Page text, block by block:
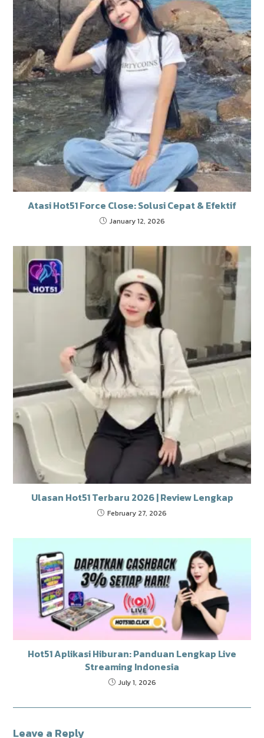
Atasi Hot51 Force Close: Solusi Cepat & Efektif
January 12, 2026
Ulasan Hot51 Terbaru 2026 | Review Lengkap
February 27, 2026
Hot51 Aplikasi Hiburan: Panduan Lengkap Live
Streaming Indonesia
July 1, 2026
Leave a Reply